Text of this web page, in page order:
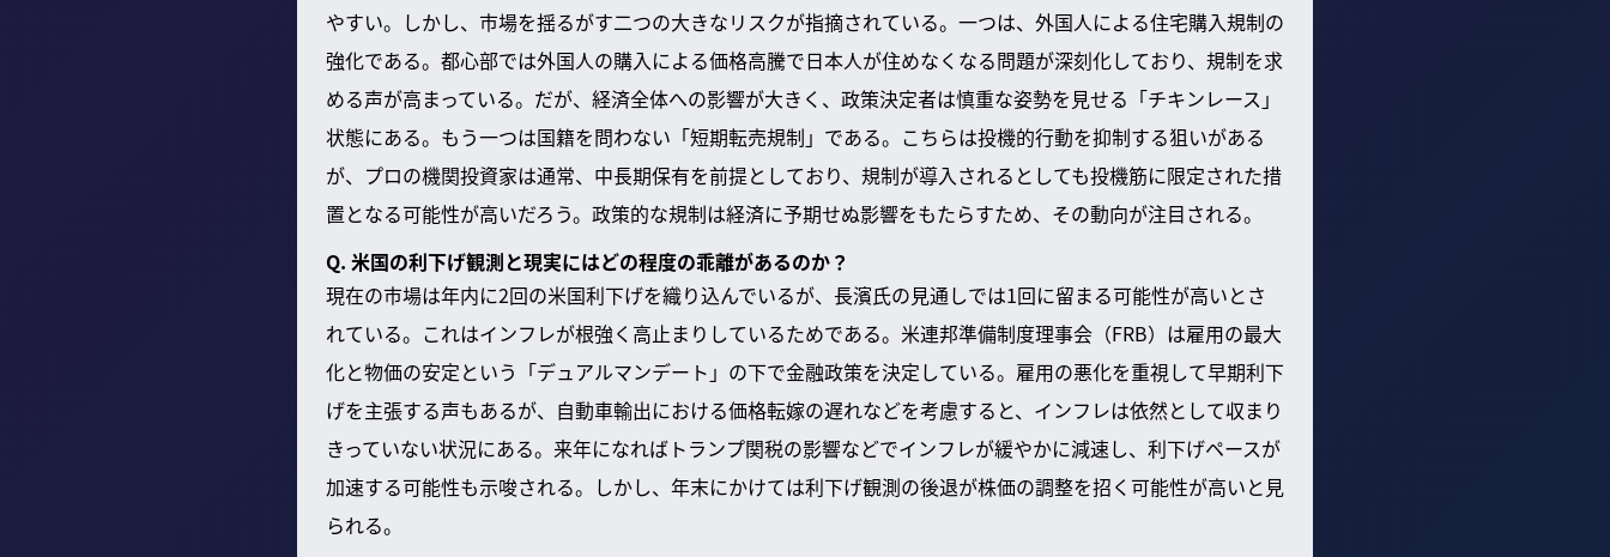
やすい。しかし、市場を揺るがす二つの大きなリスクが指摘されている。一つは、外国人による住宅購入規制の
強化である。都心部では外国人の購入による価格高騰で日本人が住めなくなる問題が深刻化しており、規制を求
める声が高まっている。だが、経済全体への影響が大きく、政策決定者は慎重な姿勢を見せる「チキンレース」
状態にある。もう一つは国籍を問わない「短期転売規制」である。こちらは投機的行動を抑制する狙いがある
が、プロの機関投資家は通常、中長期保有を前提としており、規制が導入されるとしても投機筋に限定された措
置となる可能性が高いだろう。政策的な規制は経済に予期せぬ影響をもたらすため、その動向が注目される。
Q. 米国の利下げ観測と現実にはどの程度の乖離があるのか？
現在の市場は年内に2回の米国利下げを織り込んでいるが、長濱氏の見通しでは1回に留まる可能性が高いとさ
れている。これはインフレが根強く高止まりしているためである。米連邦準備制度理事会（FRB）は雇用の最大
化と物価の安定という「デュアルマンデート」の下で金融政策を決定している。雇用の悪化を重視して早期利下
げを主張する声もあるが、自動車輸出における価格転嫁の遅れなどを考慮すると、インフレは依然として収まり
きっていない状況にある。来年になればトランプ関税の影響などでインフレが緩やかに減速し、利下げペースが
加速する可能性も示唆される。しかし、年末にかけては利下げ観測の後退が株価の調整を招く可能性が高いと見
られる。